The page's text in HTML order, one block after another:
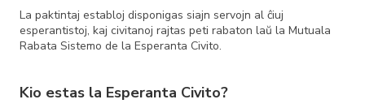
La paktintaj establoj disponigas siajn servojn al ĉiuj
esperantistoj, kaj civitanoj rajtas peti rabaton laŭ la Mutuala
Rabata Sistemo de la Esperanta Civito.
Kio estas la Esperanta Civito?